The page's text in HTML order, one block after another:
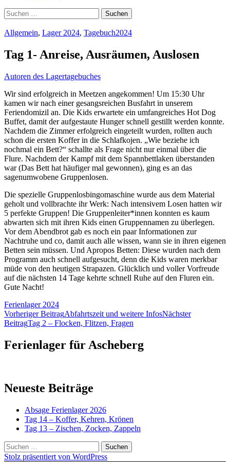
Suchen
nach:
Allgemein, Lager 2024, Tagebuch2024
Tag 1- Anreise, Ausräumen, Auslosen
Autoren des Lagertagebuches
Wir sind erfolgreich in Meetzen angekommen! Um 15:30 Uhr
kamen wir nach einer gesangsreichen Busfahrt in unserem
Feriendomizil an. Die Kids erwartete ein umfangreiches Hot Dog
Buffet, damit der aufgestaute Hunger schnell gestillt werden konnte.
Nachdem die Zimmer erfolgreich eingeteilt wurden, rollten auch
schon die ersten Koffer in die Schlafkojen. „Wie beziehe ich
nochmal ein Bett?“ schallte als Frage nicht nur einmal über die
Flure. Nachdem der Kampf mit dem Spannbettlaken überstanden
war (Das Bett hat häufiger mal gewonnen), ging es an das
sagenumwobene Gruppenlosen.
Die spezielle Gruppenlosbingomaschine wurde aus dem Material
geholt und vollbrachte ihr Werk: Nach intensivem Losen hatten wir
5 perfekte Gruppen! Die Gruppenleiter*innen konnten es kaum
abwarten sich mit ihren Kids einen Gruppennamen zu überlegen.
Vor dem Abendbrot gab es noch ein paar Informationen zur
Nachtruhe und co, damit auch alle wissen, wann sie in ihren eigenen
Betten sein müssen. Und Apropos Betten: Diese wurden nach dem
Programm auch schnell aufgesucht, denn die Kids waren merkbar
müde von den heutigen Strapazen. Glücklich und voller Vorfreude
auf die nächsten 14 Tage kehrte schnell Ruhe auf den Fluren ein.
Gute Nacht!
Ferienlager 2024
Beitragsnavigation
Vorheriger BeitragAbfahrtszeit und weitere InfosNächster
BeitragTag 2 – Flocken, Flitzen, Fragen
Ferienlager für Ascheberg
Neueste Beiträge
Absage Ferienlager 2026
Tag 14 – Koffer, Kehren, Krönen
Tag 13 – Zischen, Zocken, Zappeln
Suchen
nach:
Stolz präsentiert von WordPress